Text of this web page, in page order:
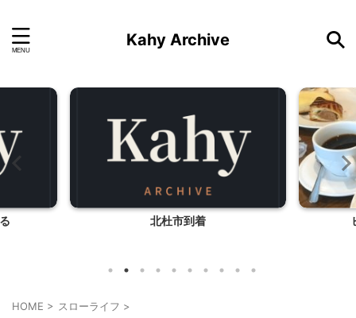
Kahy Archive
北杜市到着
HOME > スローライフ >